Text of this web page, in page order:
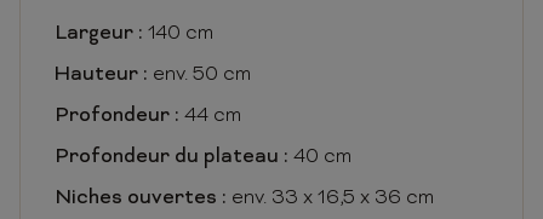
Largeur : 140 cm
Hauteur : env. 50 cm
Profondeur : 44 cm
Profondeur du plateau : 40 cm
Niches ouvertes : env. 33 x 16,5 x 36 cm